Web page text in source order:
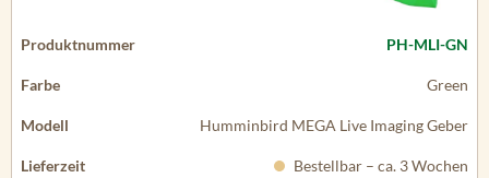
PH-MLI-GN
Green
Humminbird MEGA Live Imaging Geber
Bestellbar – ca. 3 Wochen